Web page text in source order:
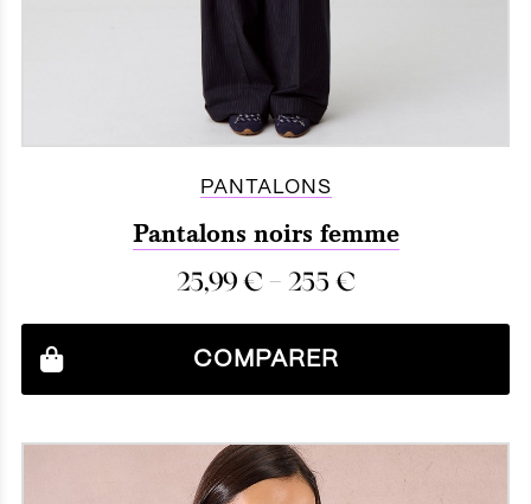
PANTALONS
Pantalons noirs femme
25,99€– 255€
COMPARER